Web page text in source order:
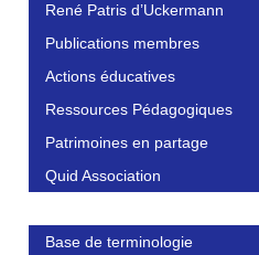
René Patris d’Uckermann
Publications membres
Actions éducatives
Ressources Pédagogiques
Patrimoines en partage
Quid Association
Base de terminologie